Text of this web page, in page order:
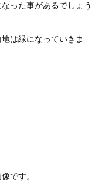
った事があるでしょう
は緑になっていきま
です。